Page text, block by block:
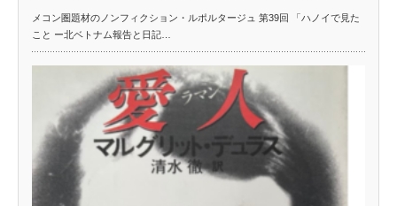
メコン圏題材のノンフィクション・ルポルタージュ 第39回 「ハノイで見た
こと ー北ベトナム報告と日記…